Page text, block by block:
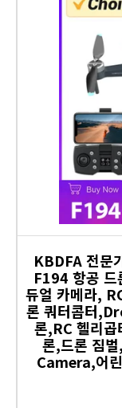
KBDFA 전문
F194 항공
듀얼 카메라,
론 쿼터콥터
론,RC 헬리
론,드론 짐
Camera,어